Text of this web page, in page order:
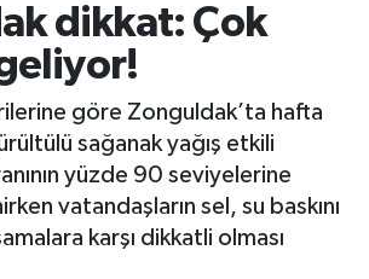
dikkat: Çok
göre Zonguldak’ta hafta
sağanak yağış etkili
yüzde 90 seviyelerine
vatandaşların sel, su baskını
karşı dikkatli olması
Haberleri